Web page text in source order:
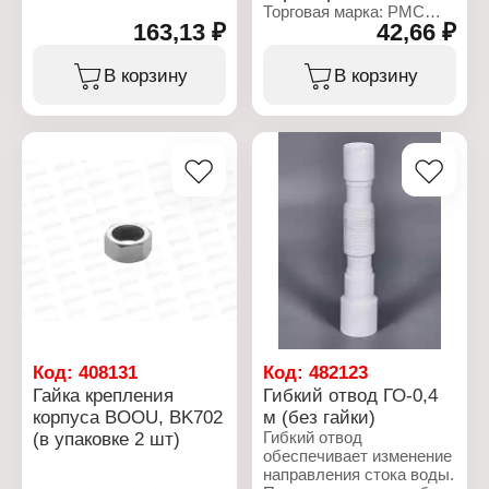
Тип резьбы: наружная
Материал: пластик
Габаритные размеры:
55х52х51 мм
163,13 ₽
В корзину
Торговая марка: РМС
Артикул: КС-01
Длина: 80 мм
Диаметр: 6 мм
42,66 ₽
В корзину
Код: 408131
Гайка крепления
корпуса BOOU, BK702
(в упаковке 2 шт)
Код:482123
Гибкий отвод ГО-0,4
м (без гайки)
Гибкий отвод
обеспечивает изменение
направления стока воды.